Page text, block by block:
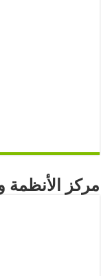
مركز الأنظمة